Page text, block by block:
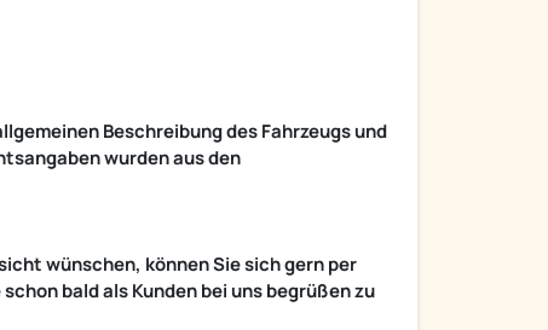
Beschreibung des Fahrzeugs und
wurden aus den
wünschen, können Sie sich gern per
bald als Kunden bei uns begrüßen zu